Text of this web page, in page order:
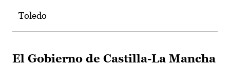
Toledo
El Gobierno de Castilla-La Mancha